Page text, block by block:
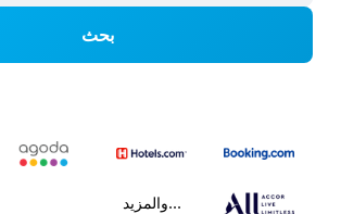
بحث
...والمزيد